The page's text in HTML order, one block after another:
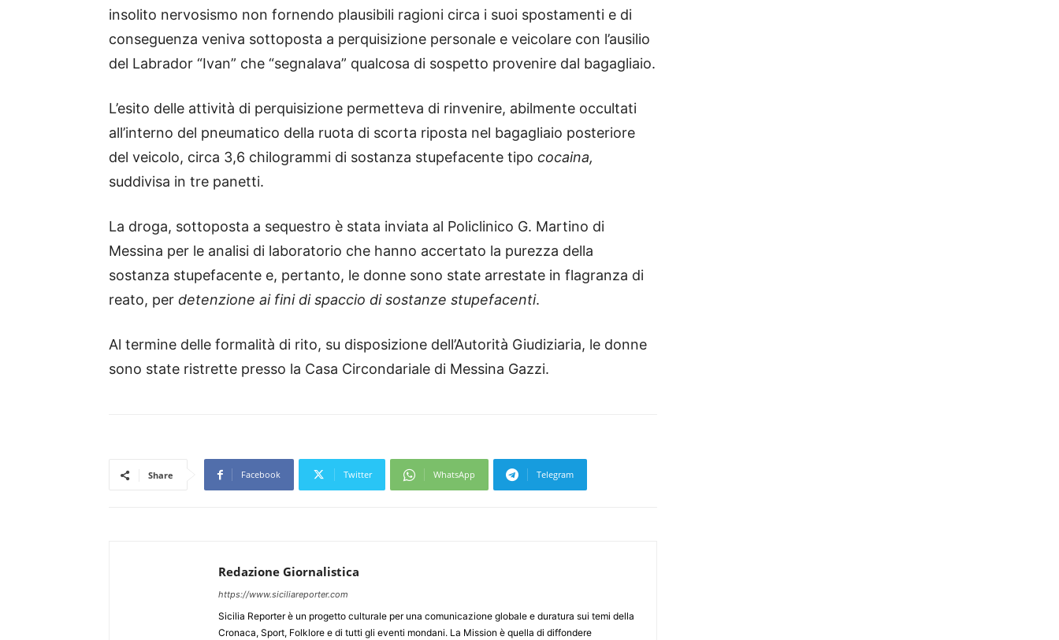
insolito nervosismo non fornendo plausibili ragioni circa i suoi spostamenti e di
conseguenza veniva sottoposta a perquisizione personale e veicolare con l’ausilio
del Labrador “Ivan” che “segnalava” qualcosa di sospetto provenire dal bagagliaio.
L’esito delle attività di perquisizione permetteva di rinvenire, abilmente occultati
all’interno del pneumatico della ruota di scorta riposta nel bagagliaio posteriore
del veicolo, circa 3,6 chilogrammi di sostanza stupefacente tipo cocaina,
suddivisa in tre panetti.
La droga, sottoposta a sequestro è stata inviata al Policlinico G. Martino di
Messina per le analisi di laboratorio che hanno accertato la purezza della
sostanza stupefacente e, pertanto, le donne sono state arrestate in flagranza di
reato, per detenzione ai fini di spaccio di sostanze stupefacenti.
Al termine delle formalità di rito, su disposizione dell’Autorità Giudiziaria, le donne
sono state ristrette presso la Casa Circondariale di Messina Gazzi.
Share Facebook Twitter WhatsApp Telegram
Redazione Giornalistica
https://www.siciliareporter.com
Sicilia Reporter è un progetto culturale per una comunicazione globale e duratura sui temi della
Cronaca, Sport, Folklore e di tutti gli eventi mondani. La Mission è quella di diffondere